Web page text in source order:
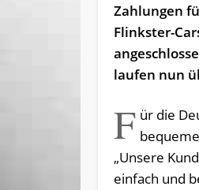
Zahlungen
Flinkster-
laufen nun
F ür die
„Unsere
einfach und